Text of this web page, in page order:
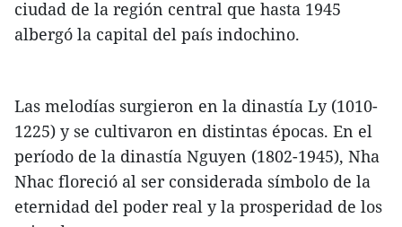
ciudad de la región central que hasta 1945
albergó la capital del país indochino.
Las melodías surgieron en la dinastía Ly (1010-
1225) y se cultivaron en distintas épocas. En el
período de la dinastía Nguyen (1802-1945), Nha
Nhac floreció al ser considerada símbolo de la
eternidad del poder real y la prosperidad de los